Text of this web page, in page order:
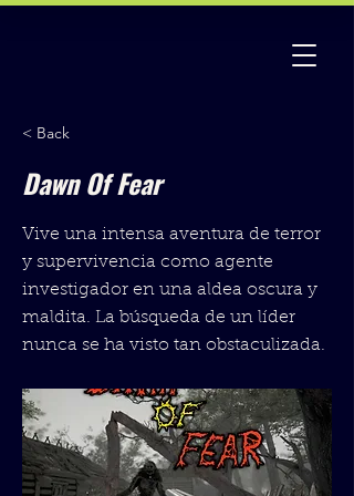
< Back
Dawn Of Fear
Vive una intensa aventura de terror
y supervivencia como agente
investigador en una aldea oscura y
maldita. La búsqueda de un líder
nunca se ha visto tan obstaculizada.